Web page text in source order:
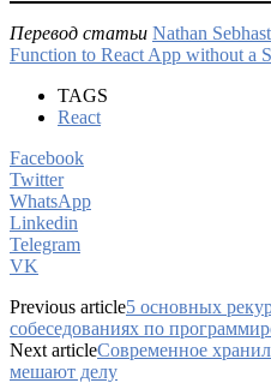
Перевод статьи Nathan
Function to React App without a
TAGS
React
Facebook
Twitter
WhatsApp
Linkedin
Telegram
VK
Previous article5 основных
собеседованиях по
Next articleСовременное
мешают делу